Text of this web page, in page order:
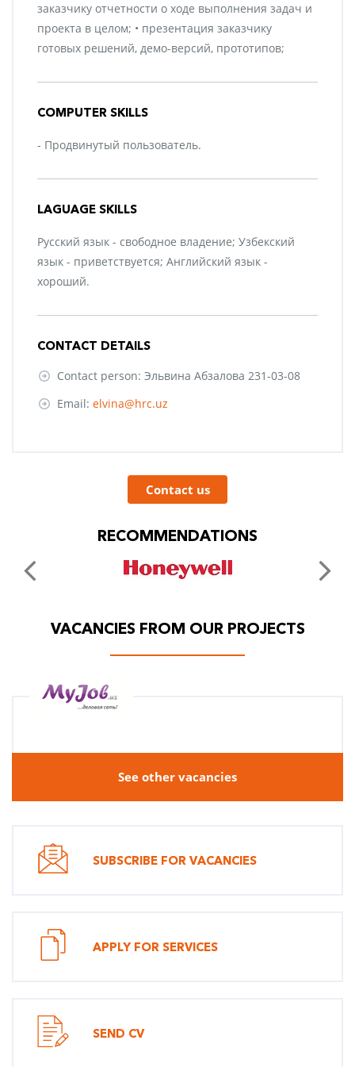
заказчику отчетности о ходе выполнения задач и
проекта в целом; • презентация заказчику
готовых решений, демо-версий, прототипов;
COMPUTER SKILLS
- Продвинутый пользователь.
LAGUAGE SKILLS
Русский язык - свободное владение; Узбекский
язык - приветствуется; Английский язык -
хороший.
CONTACT DETAILS
Contact person: Эльвина Абзалова 231-03-08
Email: elvina@hrc.uz
Contact us
RECOMMENDATIONS
VACANCIES FROM OUR PROJECTS
See other vacancies
SUBSCRIBE FOR VACANCIES
APPLY FOR SERVICES
SEND CV